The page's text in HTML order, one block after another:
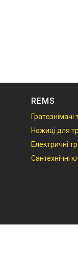
REMS
Гратознімачі
Ножиці для
Електричні
Сантехнічні